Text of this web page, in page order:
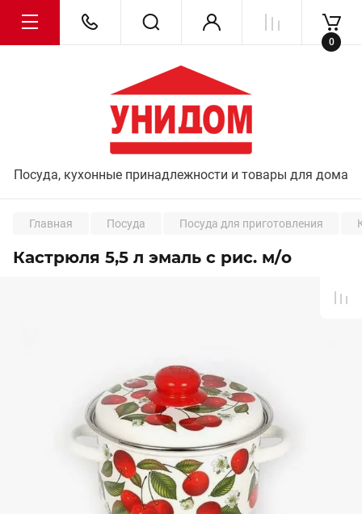
Посуда, кухонные принадлежности и товары для дома
0
Главная Посуда Посуда для приготовления
Кастрюля 5,5 л эмаль с рис. м/о